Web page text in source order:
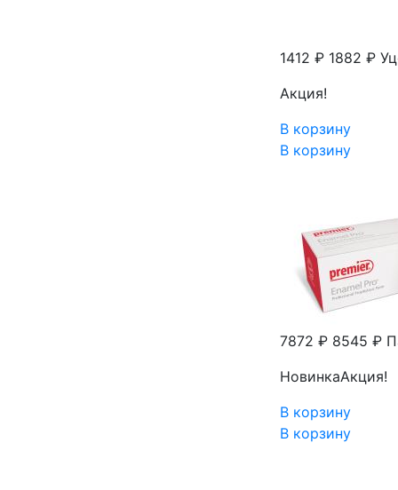
1412 ₽ 1882 ₽
Акция!
В корзину
В корзину
7872 ₽ 8545 ₽
НовинкаАкция!
В корзину
В корзину